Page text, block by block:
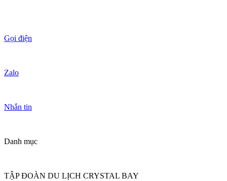
Gọi điện
Zalo
Nhắn tin
Danh mục
TẬP ĐOÀN DU LỊCH CRYSTAL BAY